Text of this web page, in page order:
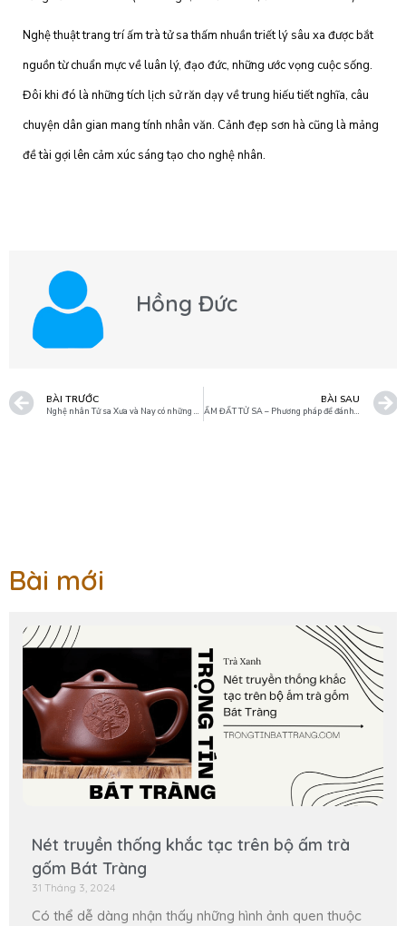
Nghệ thuật trang trí ấm trà tử sa thấm nhuần triết lý sâu xa được bắt
nguồn từ chuẩn mực về luân lý, đạo đức, những ước vọng cuộc sống.
Đôi khi đó là những tích lịch sử răn dạy về trung hiếu tiết nghĩa, câu
chuyện dân gian mang tính nhân văn. Cảnh đẹp sơn hà cũng là mảng
đề tài gợi lên cảm xúc sáng tạo cho nghệ nhân.
Hồng Đức
BÀI TRƯỚC
Nghệ nhân Tử sa Xưa và Nay có những đặc điểm gì
BÀI SAU
ẤM ĐẤT TỬ SA – Phương pháp để đánh giá chính xác
Bài mới
Nét truyền thống khắc tạc trên bộ ấm trà
gốm Bát Tràng
31 Tháng 3, 2024
Có thể dễ dàng nhận thấy những hình ảnh quen thuộc